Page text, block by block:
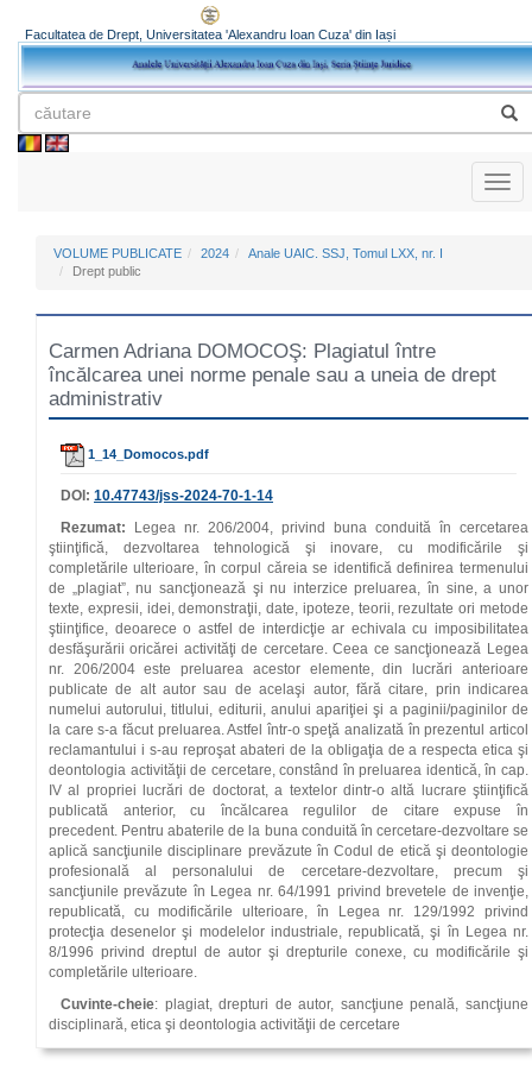
Facultatea de Drept, Universitatea 'Alexandru Ioan Cuza' din Iași
VOLUME PUBLICATE 2024
Anale UAIC. SSJ, Tomul LXX, nr. I
Drept public
Carmen Adriana DOMOCOŞ: Plagiatul între
încălcarea unei norme penale sau a uneia de drept
administrativ
1_14_Domocos.pdf
DOI: 10.47743/jss-2024-70-1-14
Rezumat: Legea nr. 206/2004, privind buna conduită în cercetarea
ştiinţifică, dezvoltarea tehnologică şi inovare, cu modificările şi
completările ulterioare, în corpul căreia se identifică definirea termenului
de „plagiat”, nu sancţionează şi nu interzice preluarea, în sine, a unor
texte, expresii, idei, demonstraţii, date, ipoteze, teorii, rezultate ori metode
ştiinţifice, deoarece o astfel de interdicţie ar echivala cu imposibilitatea
desfăşurării oricărei acti­vităţi de cercetare. Ceea ce sancţionează Legea
nr. 206/2004 este preluarea acestor ele­mente, din lucrări anterioare
publicate de alt autor sau de acelaşi autor, fără citare, prin indi­carea
numelui autorului, titlului, editurii, anului apariţiei şi a paginii/paginilor de
la care s‑a făcut preluarea. Astfel într‑o speţă analizată în prezentul articol
reclamantului i s‑au reproşat abateri de la obligaţia de a respecta etica şi
deontologia activităţii de cercetare, constând în preluarea identică, în cap.
IV al propriei lucrări de doctorat, a textelor dintr‑o altă lucrare ştiinţifică
publicată anterior, cu încălcarea regulilor de citare expuse în
precedent. Pentru abaterile de la buna conduită în cercetare‑dezvoltare se
aplică sancţiunile disciplinare prevăzute în Codul de etică şi deontologie
profesională al personalului de cer­cetare‑dezvoltare, precum şi
sancţiunile prevăzute în Legea nr. 64/1991 privind brevetele de invenţie,
republicată, cu modificările ulterioare, în Legea nr. 129/1992 privind
protecţia desenelor şi modelelor industriale, republicată, şi în Legea nr.
8/1996 privind dreptul de autor şi drepturile conexe, cu modificările şi
completările ulterioare.
Cuvinte‑cheie: plagiat, drepturi de autor, sancţiune penală, sancţiune
disciplinară, etica şi deontologia activităţii de cercetare